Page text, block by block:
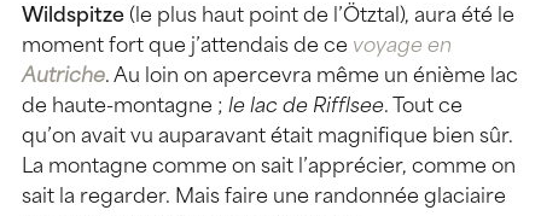
Wildspitze (le plus haut point de l’Ötztal), aura été le
moment fort que j’attendais de ce voyage en
Autriche. Au loin on apercevra même un énième lac
de haute-montagne ; le lac de Rifflsee. Tout ce
qu’on avait vu auparavant était magnifique bien sûr.
La montagne comme on sait l’apprécier, comme on
sait la regarder. Mais faire une randonnée glaciaire